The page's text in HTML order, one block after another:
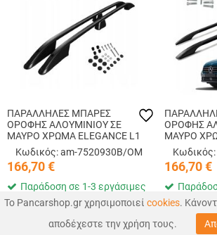
Το Pancarshop.gr χρησιμοποιεί cookies.
αποδέχεστε την χρήση τους.
ΠΑΡΑΛΛΗΛΕΣ ΜΠΑΡΕΣ
ΟΡΟΦΗΣ ΑΛΟΥΜΙΝΙΟΥ ΣΕ
ΜΑΥΡΟ ΧΡΩΜΑ ELEGANCE L1
ΓΙΑ VW CADDY 2003-2015
ΜΕΓΙΣΤΟ ΒΑΡΟΣ ΦΟΡΤΙΟΥ
75KG OMTEC - 2 TEM.
Κωδικός: am-7520930B/OM
166,70€
Παράδοση σε 1-3 εργάσιμες
ΟΡΟΦΗΣ
ΜΑΥΡΟ
ΓΙΑ
ΜΕΓΙΣΤΟ
75KG
166,70€
ΑΝΑΖΉΤΗΣΗ
0